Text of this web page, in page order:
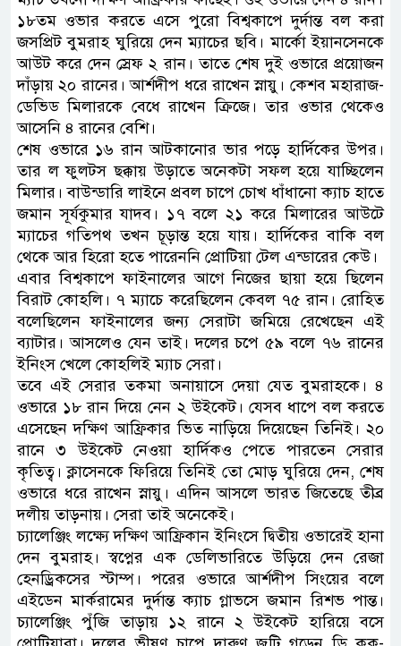
১৮তম ওভার করতে এসে পুরো বিশ্বকাপে দুর্দান্ত বল করা
জসপ্রিট বুমরাহ ঘুরিয়ে দেন ম্যাচের ছবি। মার্কো ইয়ানসেনকে
আউট করে দেন স্রেফ ২ রান। তাতে শেষ দুই ওভারে প্রয়োজন
দাঁড়ায় ২০ রানের। আর্শদীপ ধরে রাখেন স্নায়ু। কেশব মহারাজ-
ডেভিড মিলারকে বেধে রাখেন ক্রিজে। তার ওভার থেকেও
আসেনি ৪ রানের বেশি।
শেষ ওভারে ১৬ রান আটকানোর ভার পড়ে হার্দিকের উপর।
তার ল ফুলটস ছক্কায় উড়াতে অনেকটা সফল হয়ে যাচ্ছিলেন
মিলার। বাউন্ডারি লাইনে প্রবল চাপে চোখ ধাঁধানো ক্যাচ হাতে
জমান সূর্যকুমার যাদব। ১৭ বলে ২১ করে মিলারের আউটে
ম্যাচের গতিপথ তখন চূড়ান্ত হয়ে যায়। হার্দিকের বাকি বল
থেকে আর হিরো হতে পারেননি প্রোটিয়া টেল এন্ডারের কেউ।
এবার বিশ্বকাপে ফাইনালের আগে নিজের ছায়া হয়ে ছিলেন
বিরাট কোহলি। ৭ ম্যাচে করেছিলেন কেবল ৭৫ রান। রোহিত
বলেছিলেন ফাইনালের জন্য সেরাটা জমিয়ে রেখেছেন এই
ব্যাটার। আসলেও যেন তাই। দলের চপে ৫৯ বলে ৭৬ রানের
ইনিংস খেলে কোহলিই ম্যাচ সেরা।
তবে এই সেরার তকমা অনায়াসে দেয়া যেত বুমরাহকে। ৪
ওভারে ১৮ রান দিয়ে নেন ২ উইকেট। যেসব ধাপে বল করতে
এসেছেন দক্ষিণ আফ্রিকার ভিত নাড়িয়ে দিয়েছেন তিনিই। ২০
রানে ৩ উইকেট নেওয়া হার্দিকও পেতে পারতেন সেরার
কৃতিত্ব। ক্লাসেনকে ফিরিয়ে তিনিই তো মোড় ঘুরিয়ে দেন, শেষ
ওভারে ধরে রাখেন স্নায়ু। এদিন আসলে ভারত জিতেছে তীব্র
দলীয় তাড়নায়। সেরা তাই অনেকেই।
চ্যালেঞ্জিং লক্ষ্যে দক্ষিণ আফ্রিকান ইনিংসে দ্বিতীয় ওভারেই হানা
দেন বুমরাহ। স্বপ্নের এক ডেলিভারিতে উড়িয়ে দেন রেজা
হেনড্রিকসের স্টাম্প। পরের ওভারে আর্শদীপ সিংয়ের বলে
এইডেন মার্করামের দুর্দান্ত ক্যাচ গ্লাভসে জমান রিশভ পান্ত।
চ্যালেঞ্জিং পুঁজি তাড়ায় ১২ রানে ২ উইকেট হারিয়ে বসে